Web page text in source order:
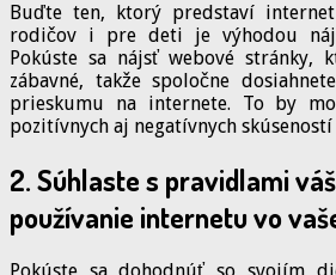
Buďte ten, ktorý predstaví
rodičov i pre deti je výhodou
Pokúste sa nájsť webové stránky,
zábavné, takže spoločne
prieskumu na internete. To by
pozitívnych aj negatívnych
2. Súhlaste s pravidlami
používanie internetu vo